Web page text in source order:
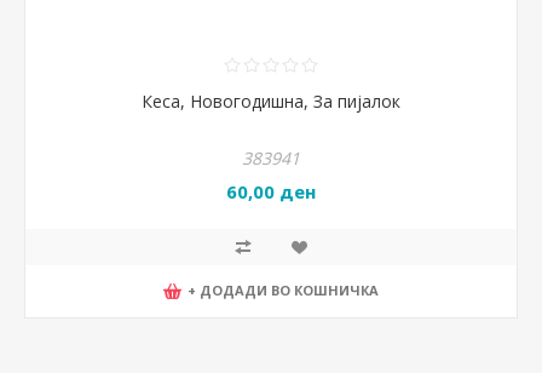
Кеса, Новогодишна, За пијалок
383941
60,00 ден
+ ДОДАДИ ВО КОШНИЧКА